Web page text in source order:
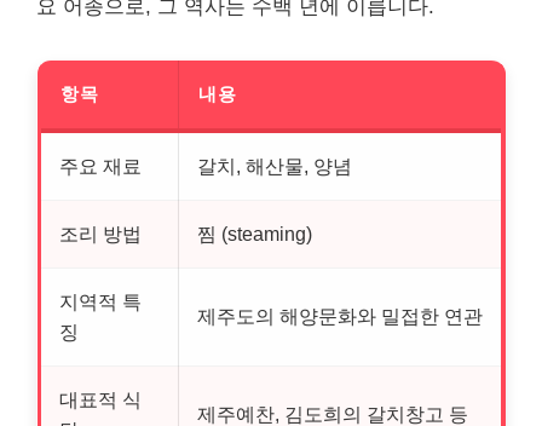
요 어종으로, 그 역사는 수백 년에 이릅니다.
항목 내용
주요 재료 갈치, 해산물, 양념
조리 방법 찜 (steaming)
지역적 특
징
제주도의 해양문화와 밀접한 연관
대표적 식
제주예찬, 김도희의 갈치창고 등